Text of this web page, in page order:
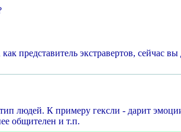
представитель экстравертов, сейчас
людей. К примеру гексли - дарит
общителен и т.п.